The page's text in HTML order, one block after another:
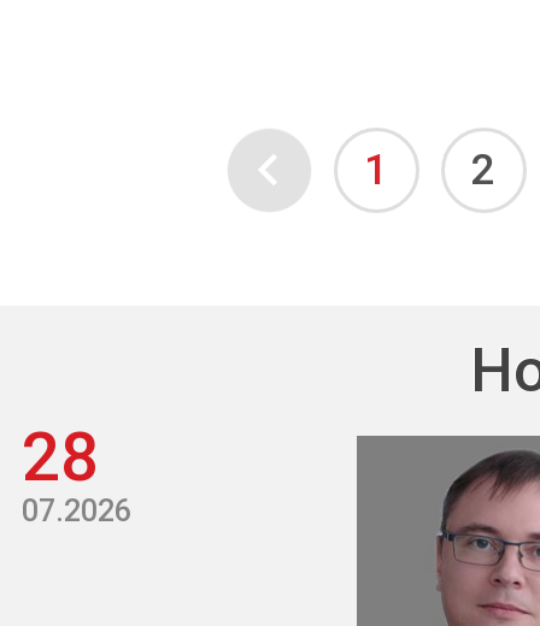
1 2
28
07.2026